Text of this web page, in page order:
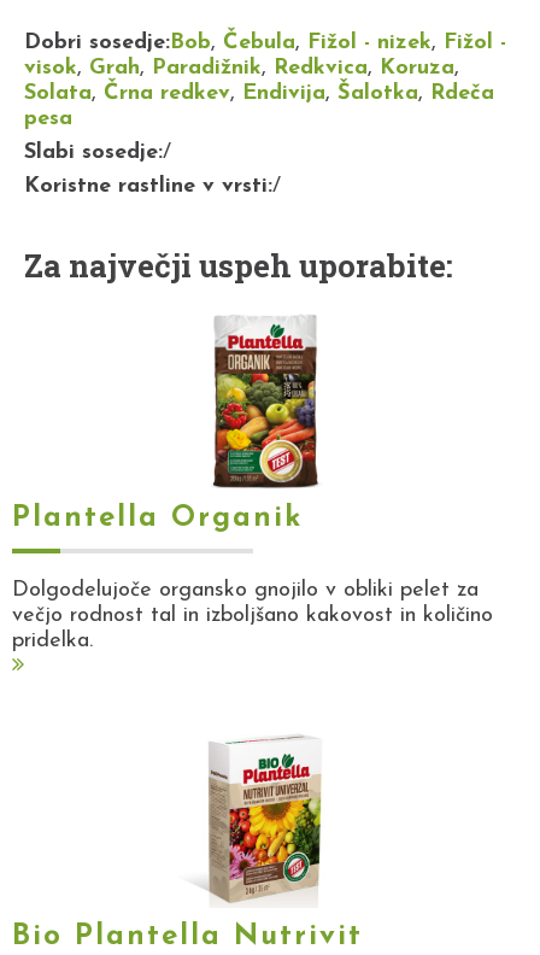
Dobri sosedje: Bob, Čebula, Fižol - nizek, Fižol -
visok, Grah, Paradižnik, Redkvica, Koruza,
Solata, Črna redkev, Endivija, Šalotka, Rdeča
pesa
Slabi sosedje:/
Koristne rastline v vrsti:/
Za največji uspeh uporabite:
Plantella Organik
Dolgodelujoče organsko gnojilo v obliki pelet za
večjo rodnost tal in izboljšano kakovost in količino
pridelka.
Bio Plantella Nutrivit